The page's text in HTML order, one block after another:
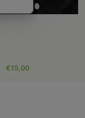
€15,00